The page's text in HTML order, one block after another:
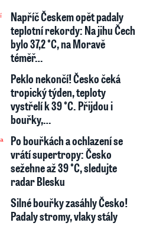
Napříč Českem opět padaly
teplotní rekordy: Na jihu Čech
bylo 37,2 °C, na Moravě
téměř…
Peklo nekončí! Česko čeká
tropický týden, teploty
vystřelí k 39 °C. Přijdou i
bouřky,…
Po bouřkách a ochlazení se
vrátí supertropy: Česko
sežehne až 39 °C, sledujte
radar Blesku
Silné bouřky zasáhly Česko!
Padaly stromy, vlaky stály